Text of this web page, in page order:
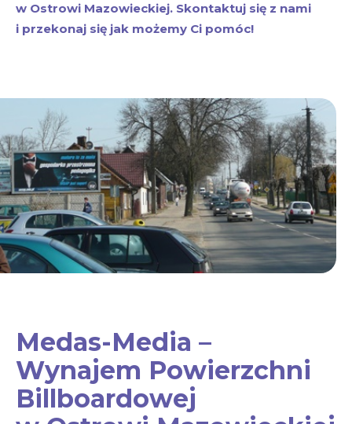
w Ostrowi Mazowieckiej. Skontaktuj się z nami
i przekonaj się jak możemy Ci pomóc!
Medas-Media –
Wynajem Powierzchni
Billboardowej